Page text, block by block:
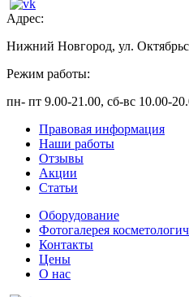
Адрес:
Нижний Новгород, ул.
Режим работы:
пн- пт 9.00-21.00, сб-вс 10.00-
Правовая информация
Наши работы
Отзывы
Акции
Статьи
Оборудование
Фотогалерея
Контакты
Цены
О нас